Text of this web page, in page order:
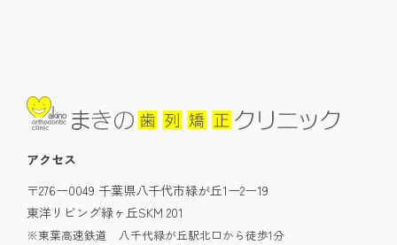
アクセス
〒276ー0049 千葉県八千代市緑が丘1ー2ー19
東洋リビング緑ヶ丘SKM 201
※東葉高速鉄道 八千代緑が丘駅北口から徒歩1分